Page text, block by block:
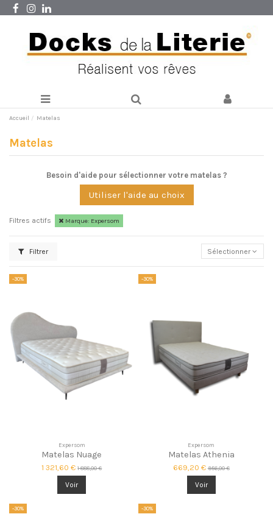
Accueil Matelas
Matelas
Besoin d'aide pour sélectionner votre matelas ?
Utiliser l'aide au choix
Filtres actifs Marque: Expersom
Filtrer Sélectionner
-30%
Expersom
Matelas Nuage
1 321,60 € 1 888,00 €
Voir
-30%
Expersom
Matelas Athenia
669,20 € 956,00 €
Voir
-30% -30%